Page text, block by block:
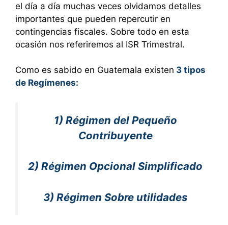
el día a día muchas veces olvidamos detalles
importantes que pueden repercutir en
contingencias fiscales. Sobre todo en esta
ocasión nos referiremos al ISR Trimestral.
Como es sabido en Guatemala existen 3 tipos
de Regímenes:
1) Régimen del Pequeño
Contribuyente
2) Régimen Opcional Simplificado
3) Régimen Sobre utilidades